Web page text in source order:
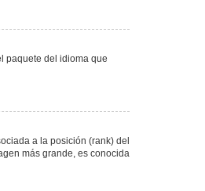
paquete del idioma que
a la posición (rank) del
más grande, es conocida